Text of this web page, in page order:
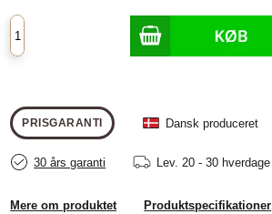
PRISGARANTI Dansk produceret
30 års garanti Lev. 20 - 30 hverdage
Mere om produktet Produktspecifikationer